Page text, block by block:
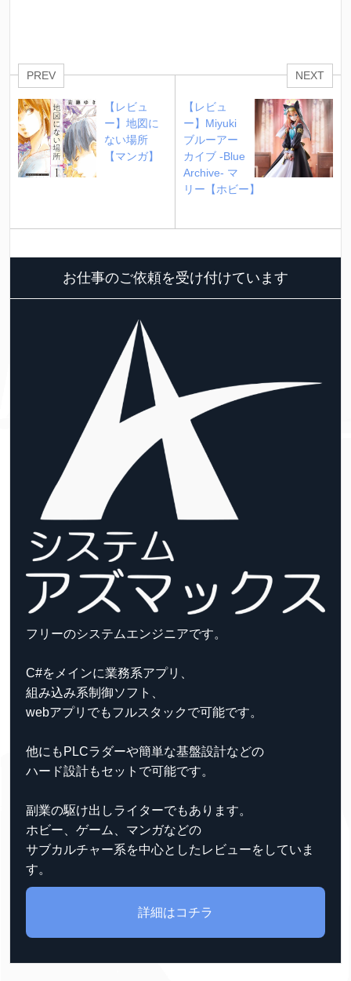
PREV
【レビュ
ー】地図に
ない場所
【マンガ】
NEXT
【レビュ
ー】Miyuki
ブルーアー
カイブ -Blue
Archive- マ
リー【ホビー】
お仕事のご依頼を受け付けています
フリーのシステムエンジニアです。
C#をメインに業務系アプリ、
組み込み系制御ソフト、
webアプリでもフルスタックで可能です。
他にもPLCラダーや簡単な基盤設計などの
ハード設計もセットで可能です。
副業の駆け出しライターでもあります。
ホビー、ゲーム、マンガなどの
サブカルチャー系を中心としたレビューをしていま
す。
詳細はコチラ